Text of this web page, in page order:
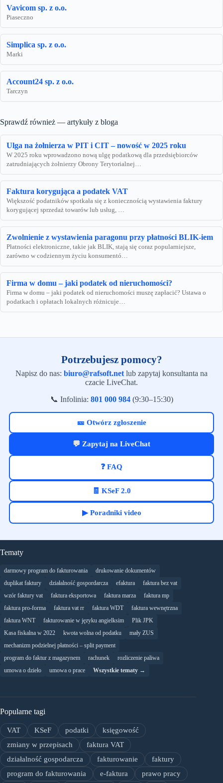
Vavicom sp. z o.o.
Piaseczno
Simplica sp. z o.o.
Marki
Account24 sp. z o.o.
Tarczyn
Sprawdź również — artykuły z bloga
Ulga na żołnierza w PIT i CIT – nowość w 2025 roku
W 2025 roku wprowadzono nową ulgę podatkową dla przedsiębiorców
zatrudniających żołnierzy Obrony Terytorialnej…
Faktura korygująca a podatek VAT
Większość podatników spotkała się z koniecznością wystawienia faktury
korygującej sprzedaż towarów lub usług, …
Zwolnienie z wystawienia paragonu przy płatności BLIK-iem
Płatności elektroniczne, takie jak BLIK, stają się coraz popularniejsze,
zarówno w codziennym życiu konsumentó…
Firma w domu – jaki podatek od nieruchomości?
Firma w domu – jaki podatek od nieruchomości muszę zapłacić? Ustawa o
podatkach i opłatach lokalnych różnicuje…
Potrzebujesz pomocy?
Napisz do nas: biuro@rafsoft.net lub zapytaj konsultanta na
czacie LiveChat.
📞 Infolinia: 801 000 984(9:30–15:30)
🎫 Otwórz zgłoszenie
💬 Zapytaj na LiveChat
❓ FAQ
🧾 KSeF 2.0
▶ Poradniki video
Tematy
darmowy program do fakturowania
drukowanie dokumentów
duplikat faktury
działalność gospordarcza efaktura
faktura bez vat
wzór faktury vat
faktura eksportowa faktura marza
faktura mp
faktura pro-forma
faktura vat rr faktura WDT
faktura wewnętrzna
faktura WNT
fakturowanie w języku angielksim
Plik JPK
Kasa fiskalna w 2022
kwota wolna od podatku
mały ZUS
mechanizm podzielnej płatności – split payment
program do faktur z magazynem
rachunek
rozliczenie paliwa
umowa o dzieło
umowa o prace Wszystkie tematy →
Popularne tagi
VAT KSeF podatki
księgowość
zmiany w przepisach
faktura VAT
działalność gospodarcza
fakturowanie
faktury
program do fakturowania
e-faktura
prawo pracy